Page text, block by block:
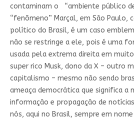
contaminam o “ambiente público
“fenômeno” Marçal, em São Paulo,
político do Brasil, é um caso
não se restringe a ele, pois é uma
usada pela extrema direita em
super rico Musk, dono da X – outro
capitalismo – mesmo não sendo
ameaça democrática que significa a
informação e propagação de
nós, aqui no Brasil, sempre em